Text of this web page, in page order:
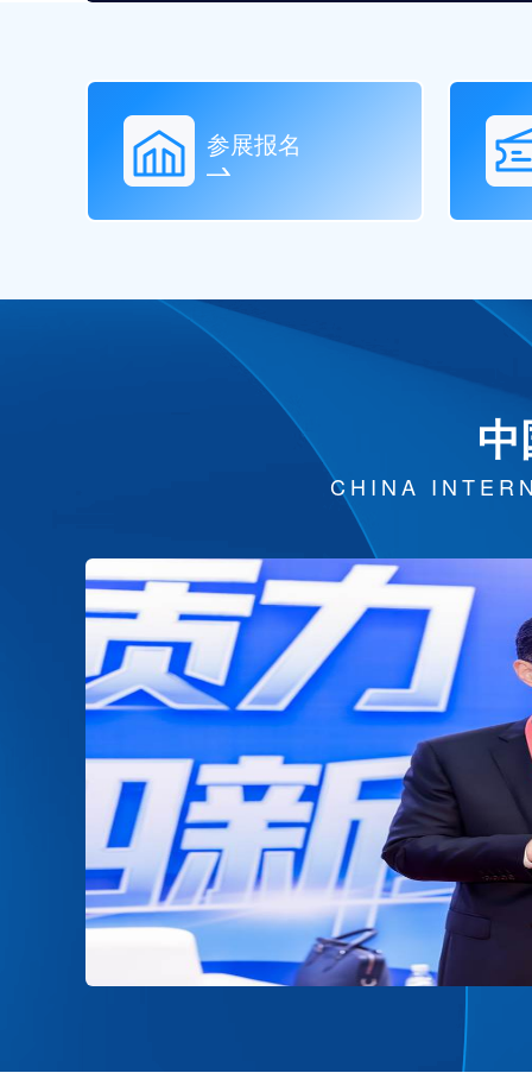
参展报名
CHINA